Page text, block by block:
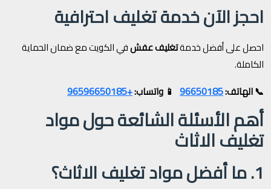
احجز الآن خدمة تغليف احترافية
احصل على أفضل خدمةتغليف عفشفي الكويت مع ضمان الحماية
الكاملة.
📞 الهاتف:96650185 📱 واتساب:+96596650185
أهم الأسئلة الشائعة حول مواد
تغليف الاثاث
1. ما أفضل مواد تغليف الاثاث؟